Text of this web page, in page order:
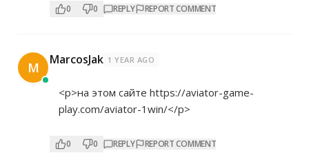
0 0 REPLY REPORT COMMENT
M MarcosJak 1 YEAR AGO
<p>на этом сайте https://aviator-game-
play.com/aviator-1win/</p>
0 0 REPLY REPORT COMMENT